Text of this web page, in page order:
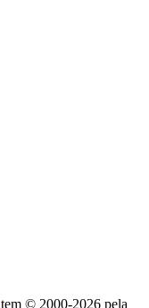
tem © 2000-2026 pela